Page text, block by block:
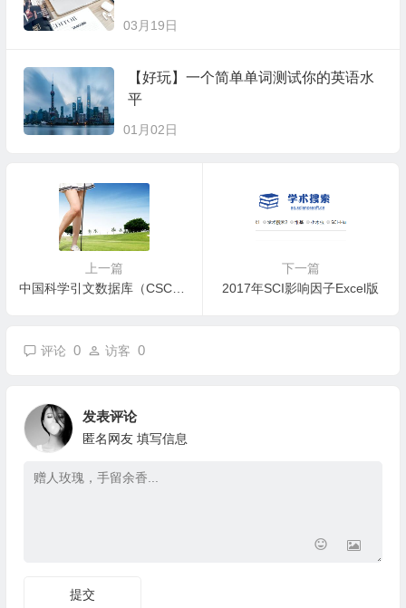
03月19日
【好玩】一个简单单词测试你的英语水
平
01月02日
上一篇
中国科学引文数据库（CSCD）来源期刊遴选报告（2017-2018 年度）
下一篇
2017年SCI影响因子Excel版
评论 0 访客 0
发表评论
匿名网友 填写信息